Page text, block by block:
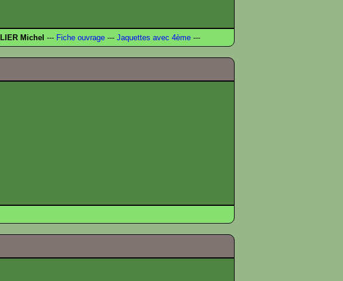
Michel --- Fiche ouvrage --- Jaquettes avec 4ème ---